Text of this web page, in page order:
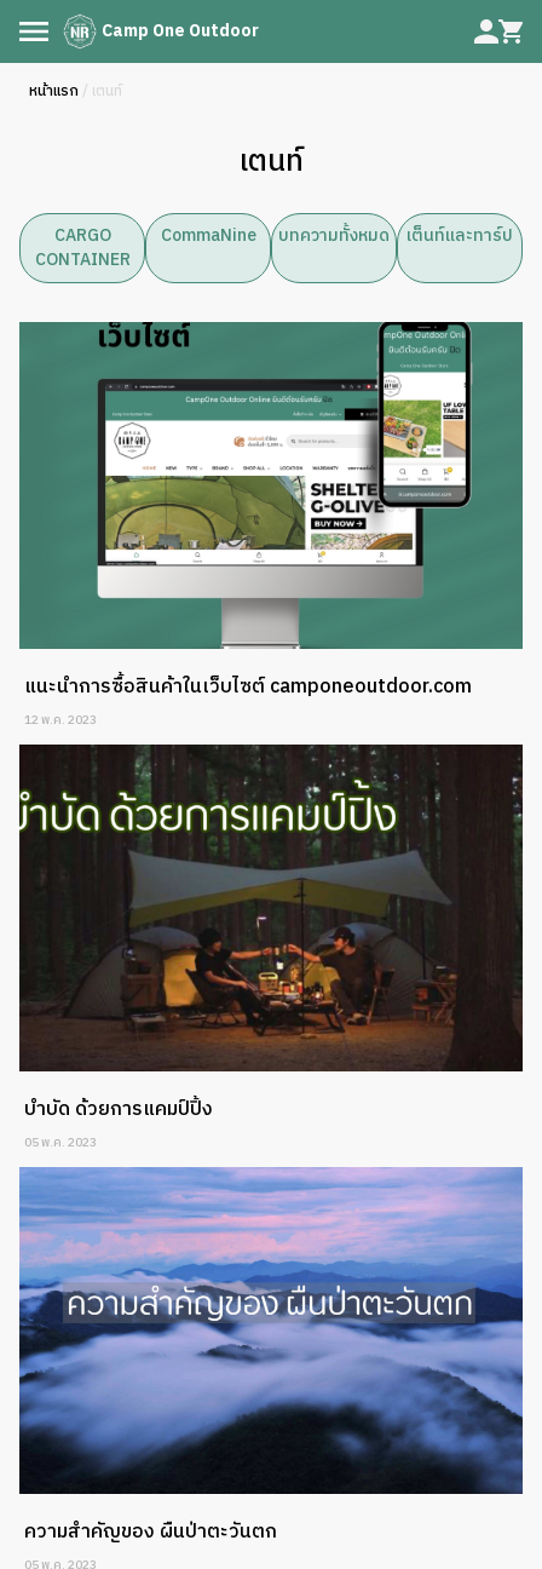
Camp One Outdoor
หน้าแรก / เตนท์
เตนท์
CARGO
CONTAINER
CommaNine บทความทั้งหมด เต็นท์และทาร์ป
แนะนำการซื้อสินค้าในเว็บไซต์ camponeoutdoor.com
12 พ.ค. 2023
บำบัด ด้วยการแคมป์ปิ้ง
05 พ.ค. 2023
ความสำคัญของ ผืนป่าตะวันตก